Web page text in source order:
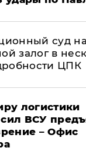
суд
залог в
ЦПК
логистики
ВСУ
– Офис